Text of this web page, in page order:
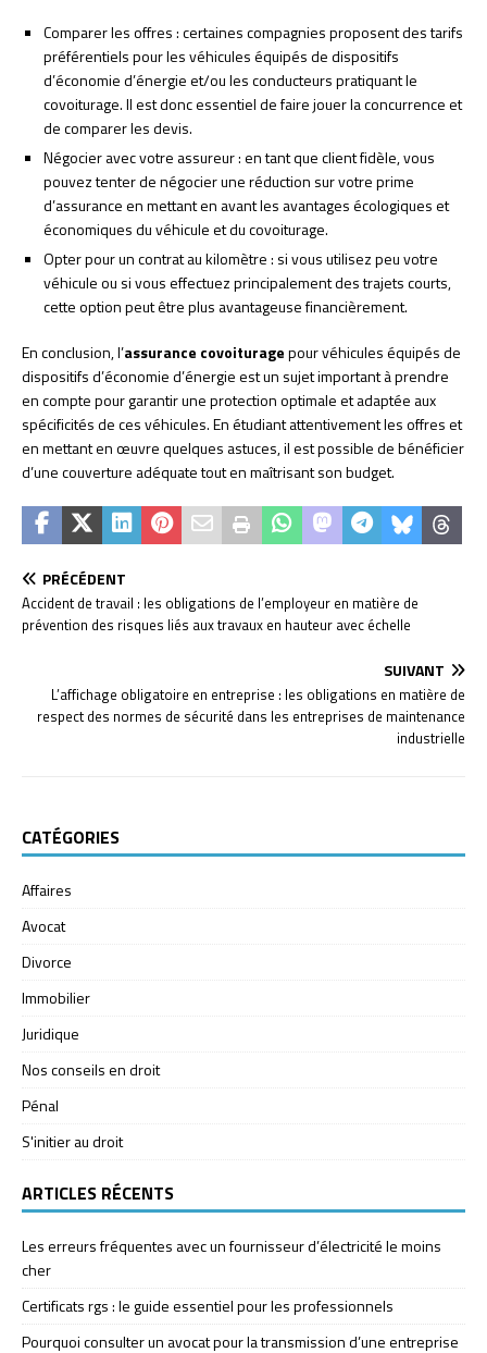
Comparer les offres : certaines compagnies proposent des tarifs
préférentiels pour les véhicules équipés de dispositifs
d’économie d’énergie et/ou les conducteurs pratiquant le
covoiturage. Il est donc essentiel de faire jouer la concurrence et
de comparer les devis.
Négocier avec votre assureur : en tant que client fidèle, vous
pouvez tenter de négocier une réduction sur votre prime
d’assurance en mettant en avant les avantages écologiques et
économiques du véhicule et du covoiturage.
Opter pour un contrat au kilomètre : si vous utilisez peu votre
véhicule ou si vous effectuez principalement des trajets courts,
cette option peut être plus avantageuse financièrement.
En conclusion, l’assurance covoituragepour véhicules équipés de
dispositifs d’économie d’énergie est un sujet important à prendre
en compte pour garantir une protection optimale et adaptée aux
spécificités de ces véhicules. En étudiant attentivement les offres et
en mettant en œuvre quelques astuces, il est possible de bénéficier
d’une couverture adéquate tout en maîtrisant son budget.
PRÉCÉDENT
Accident de travail : les obligations de l’employeur en matière de
prévention des risques liés aux travaux en hauteur avec échelle
SUIVANT
L’affichage obligatoire en entreprise : les obligations en matière de
respect des normes de sécurité dans les entreprises de maintenance
industrielle
CATÉGORIES
Affaires
Avocat
Divorce
Immobilier
Juridique
Nos conseils en droit
Pénal
S'initier au droit
ARTICLES RÉCENTS
Les erreurs fréquentes avec un fournisseur d’électricité le moins
cher
Certificats rgs : le guide essentiel pour les professionnels
Pourquoi consulter un avocat pour la transmission d’une entreprise